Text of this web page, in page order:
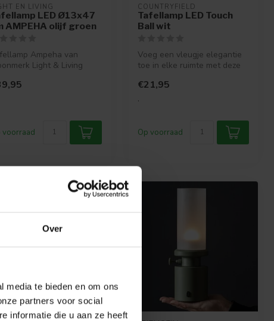
Over
media te bieden en om ons
partners voor social
informatie die u aan ze heeft
EN LIVING
LED Ø13x47
AMPEHA olijf groen
Ampeha van
Light & Living
voorraad
COUNTRYFIELD
Tafellamp LED Touch
Ball wit
Voeg een vleugje elegantie
toe in elke ruimte met deze
€21,95
.
Op voorraad